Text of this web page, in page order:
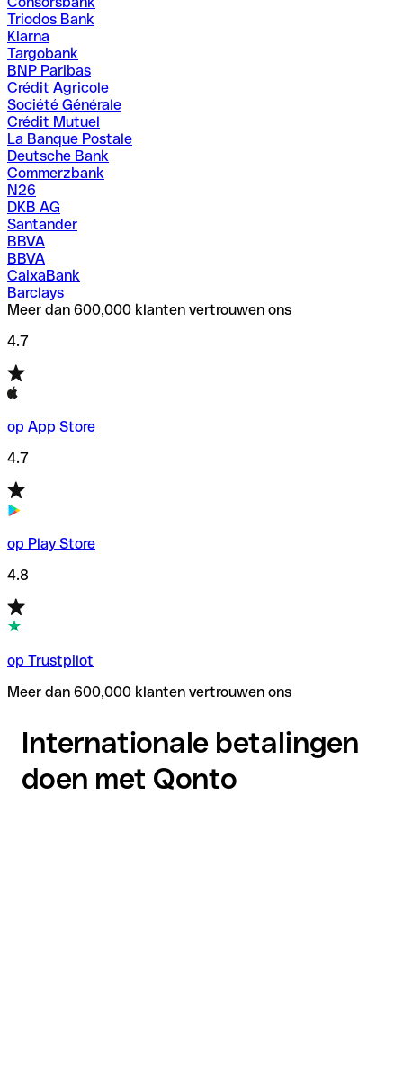
Triodos Bank
Klarna
Targobank
BNP Paribas
Crédit Agricole
Société Générale
Crédit Mutuel
La Banque Postale
Deutsche Bank
Commerzbank
N26
DKB AG
Santander
BBVA
BBVA
CaixaBank
Barclays
Meer dan 600,000 klanten vertrouwen ons
4.7
op App Store
4.7
op Play Store
4.8
op Trustpilot
Meer dan 600,000 klanten vertrouwen ons
Internationale betalingen
doen met Qonto